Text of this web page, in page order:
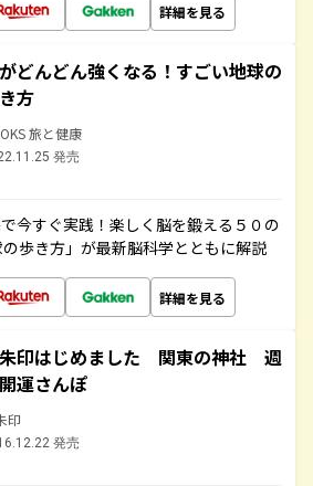
詳細を見る
どんどん強くなる！すごい地球の
方
旅と健康
発売
今すぐ実践！楽しく脳を鍛える５０の
歩き方」が最新脳科学とともに解説
詳細を見る
印はじめました 関東の神社 週
運さんぽ
印
発売